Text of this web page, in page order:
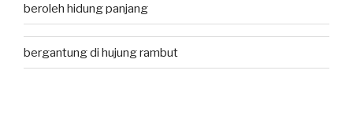
beroleh hidung panjang
bergantung di hujung rambut